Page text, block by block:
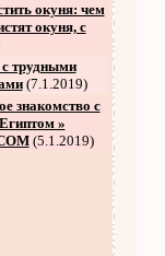
окуня: чем
окуня, с
трудными
(7.1.2019)
знакомство с
»
(5.1.2019)